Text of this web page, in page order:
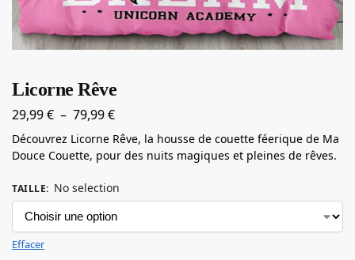
Licorne Rêve
29,99€ – 79,99€
Découvrez Licorne Rêve, la housse de couette féerique de Ma
Douce Couette, pour des nuits magiques et pleines de rêves.
TAILLE: No selection
Effacer